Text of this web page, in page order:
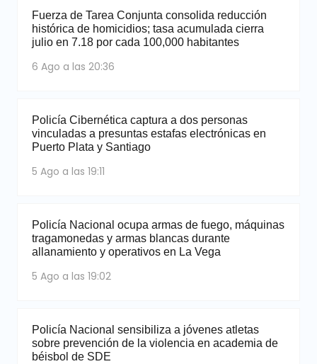
Fuerza de Tarea Conjunta consolida reducción
histórica de homicidios; tasa acumulada cierra
julio en 7.18 por cada 100,000 habitantes
6 Ago a las 20:36
Policía Cibernética captura a dos personas
vinculadas a presuntas estafas electrónicas en
Puerto Plata y Santiago
5 Ago a las 19:11
Policía Nacional ocupa armas de fuego, máquinas
tragamonedas y armas blancas durante
allanamiento y operativos en La Vega
5 Ago a las 19:02
Policía Nacional sensibiliza a jóvenes atletas
sobre prevención de la violencia en academia de
béisbol de SDE